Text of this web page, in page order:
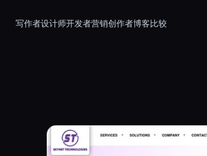
写作者设计师开发者营销创作者博客 比较